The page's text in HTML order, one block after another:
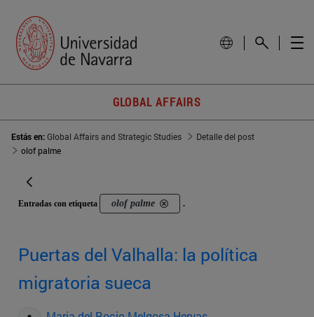
GLOBAL AFFAIRS
Estás en:Global Affairs and Strategic Studies
Detalle del post
olof palme
Entradas con etiqueta olof palme .
Puertas del Valhalla: la política
migratoria sueca